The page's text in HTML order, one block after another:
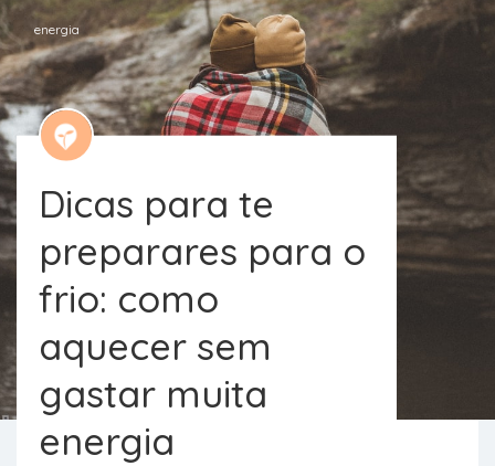
energia
Dicas para te
preparares para o
frio: como
aquecer sem
gastar muita
energia